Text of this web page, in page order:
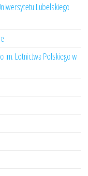
Lubelskiego
im. Lotnictwa Polskiego w